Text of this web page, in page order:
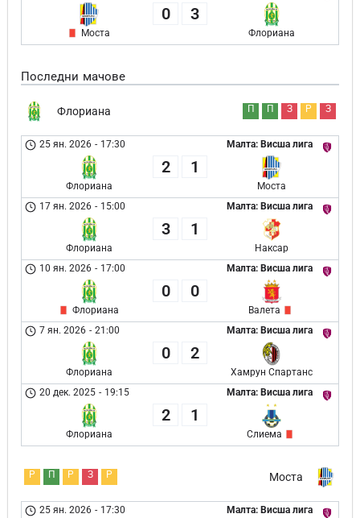
Моста
0 3
Флориана
Последни мачове
Флориана П П З Р З
Малта: Висша лига
25 ян. 2026 - 17:30
Флориана
2 1
Моста
Малта: Висша лига
17 ян. 2026 - 15:00
Флориана
3 1
Наксар
Малта: Висша лига
10 ян. 2026 - 17:00
Флориана
0 0
Валета
Малта: Висша лига
7 ян. 2026 - 21:00
Флориана
0 2
Хамрун Спартанс
Малта: Висша лига
20 дек. 2025 - 19:15
Флориана
2 1
Слиема
Моста
Р П Р З Р
Малта: Висша лига
25 ян. 2026 - 17:30